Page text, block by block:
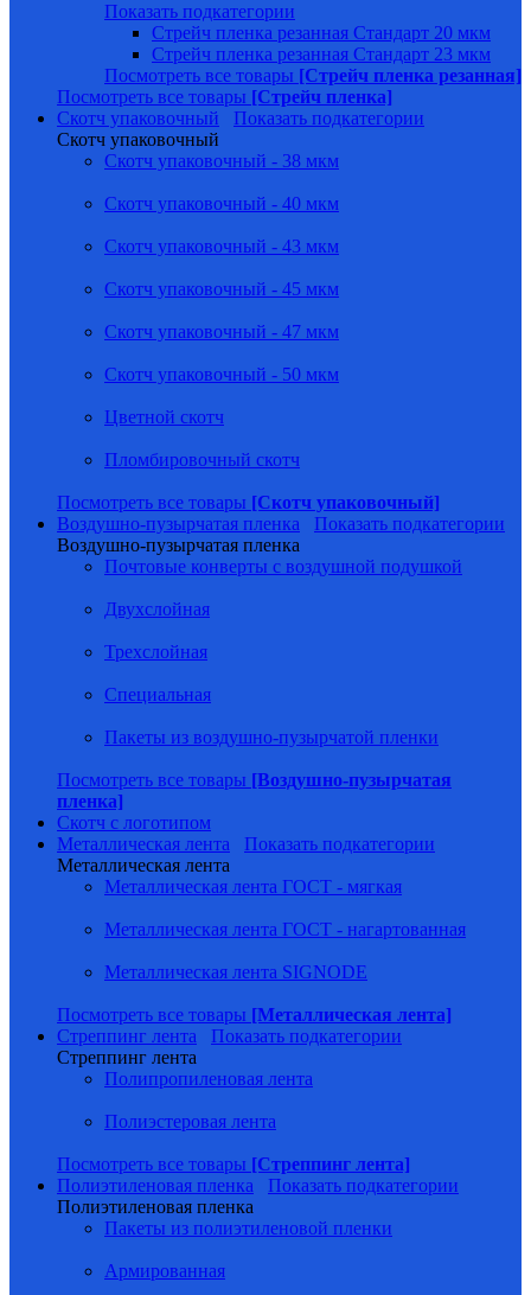
Показать подкатегории
Стрейч пленка резанная Стандарт 20 мкм
Стрейч пленка резанная Стандарт 23 мкм
Посмотреть все товары [Стрейч пленка резанная]
Посмотреть все товары [Стрейч пленка]
Скотч упаковочный
Показать подкатегории
Скотч упаковочный
Скотч упаковочный - 38 мкм
Скотч упаковочный - 40 мкм
Скотч упаковочный - 43 мкм
Скотч упаковочный - 45 мкм
Скотч упаковочный - 47 мкм
Скотч упаковочный - 50 мкм
Цветной скотч
Пломбировочный скотч
Посмотреть все товары [Скотч упаковочный]
Воздушно-пузырчатая пленка
Показать подкатегории
Воздушно-пузырчатая пленка
Почтовые конверты с воздушной подушкой
Двухслойная
Трехслойная
Специальная
Пакеты из воздушно-пузырчатой пленки
Посмотреть все товары [Воздушно-пузырчатая
пленка]
Скотч с логотипом
Металлическая лента
Показать подкатегории
Металлическая лента
Металлическая лента ГОСТ - мягкая
Металлическая лента ГОСТ - нагартованная
Металлическая лента SIGNODE
Посмотреть все товары [Металлическая лента]
Стреппинг лента
Показать подкатегории
Стреппинг лента
Полипропиленовая лента
Полиэстеровая лента
Посмотреть все товары [Стреппинг лента]
Полиэтиленовая пленка
Показать подкатегории
Полиэтиленовая пленка
Пакеты из полиэтиленовой пленки
Армированная